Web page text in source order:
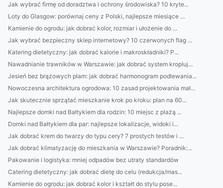
Jak wybrać firmę od doradztwa i ochrony środowiska? 10 kryte...
Loty do Glasgow: porównaj ceny z Polski, najlepsze miesiące ...
Kamienie do ogrodu: jak dobrać kolor, rozmiar i ułożenie do ...
Jak wybrać bezpieczny sklep internetowy? 10 czerwonych flag ...
Katering dietetyczny: jak dobrać kalorie i makroskładniki? P...
Nawadnianie trawników w Warszawie: jak dobrać system kropluj...
Jesień bez brązowych plam: jak dobrać harmonogram podlewania...
Nowoczesna architektura ogrodowa: 10 zasad projektowania mał...
Jak skutecznie sprzątać mieszkanie krok po kroku: plan na 60...
Najlepsze domki nad Bałtykiem dla rodzin: 10 miejsc z plażą ...
Domki nad Bałtykiem dla par: najlepsze lokalizacje, widoki i...
Jak dobrać krem do twarzy do typu cery? 7 prostych testów i ...
Jak dobrać klimatyzację do mieszkania w Warszawie? Poradnik:...
Pakowanie i logistyka: mniej odpadów bez utraty standardów
Catering dietetyczny: jak dobrać dietę do celu (redukcja/mas...
Kamienie do ogrodu: jak dobrać kolor i kształt do stylu pose...